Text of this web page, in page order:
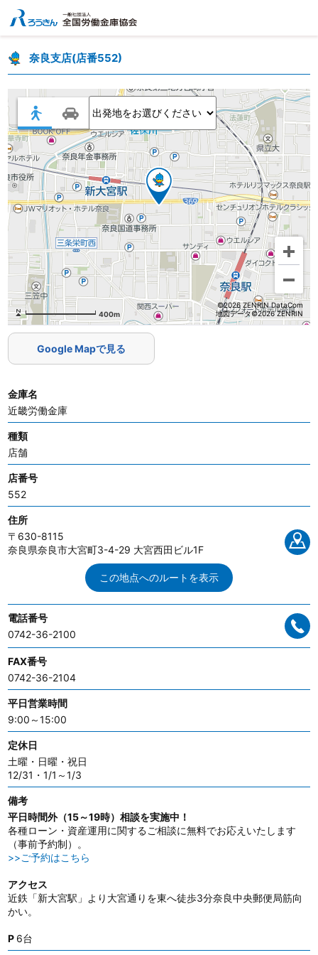
奈良支店(店番552)
400m
©2026 ZENRIN DataCom
地図データ©2026 ZENRIN
Google Mapで見る
金庫名
近畿労働金庫
種類
店舗
店番号
552
住所
〒630-8115
奈良県奈良市大宮町3-4-29 大宮西田ビル1F
この地点へのルートを表示
電話番号
0742-36-2100
FAX番号
0742-36-2104
平日営業時間
9:00～15:00
定休日
土曜・日曜・祝日
12/31・1/1～1/3
備考
平日時間外（15～19時）相談を実施中！
各種ローン・資産運用に関するご相談に無料でお応えいたします
（事前予約制）。
>>ご予約はこちら
アクセス
近鉄「新大宮駅」より大宮通りを東へ徒歩3分奈良中央郵便局筋向
かい。
P 6台